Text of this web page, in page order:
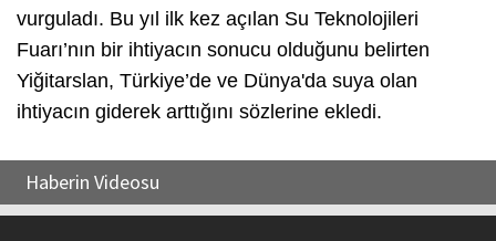
vurguladı. Bu yıl ilk kez açılan Su Teknolojileri
Fuarı’nın bir ihtiyacın sonucu olduğunu belirten
Yiğitarslan, Türkiye’de ve Dünya'da suya olan
ihtiyacın giderek arttığını sözlerine ekledi.
Haberin Videosu